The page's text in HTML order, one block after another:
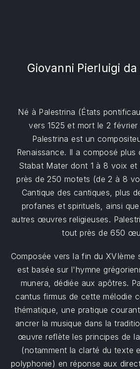
Giovanni Pierluigi
Né à Palestrina (États
vers 1525 et mort le 2 février
Palestrina est un
Renaissance. Il a composé plus
Stabat Mater dont 1 à 8 voix et
près de 250 motets (de 2 à 8
Cantique des cantiques, plus
profanes et spirituels, ainsi
autres œuvres religieuses.
tout près de 650
Composée vers la fin du XVIème
est basée sur l'hymne
munera, dédiée aux apôtres.
cantus firmus de cette mélodie
thématique, une pratique
ancrer la musique dans la
œuvre reflète les principes de
(notamment la clarté du texte
polyphonie) en réponse aux